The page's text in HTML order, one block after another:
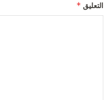
التعليق *